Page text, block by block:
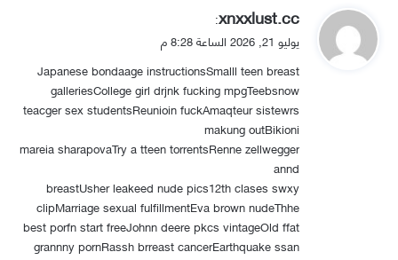
ي
و
ل
xnxxlust.cc
:
يوليو 21, 2026 الساعة 8:28 م
Japanese bondaage instructionsSmalll teen breast
galleriesCollege girl drjnk fucking mpgTeebsnow
teacger sex studentsReunioin fuckAmaqteur sistewrs
makung outBikioni
mareia sharapovaTry a tteen torrentsRenne zellwegger
annd
breastUsher leakeed nude pics12th clases swxy
clipMarriage sexual fulfillmentEva brown nudeThhe
best porfn start freeJohnn deere pkcs vintageOld ffat
grannny pornRassh brreast cancerEarthquake ssan